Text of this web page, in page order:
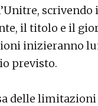
il titolo e il
inizieranno
previsto.
delle